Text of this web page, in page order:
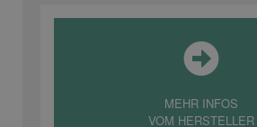
MEHR INFOS
VOM HERSTELLER